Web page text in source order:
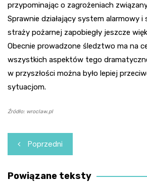
przypominając o zagrożeniach
Sprawnie działający system alarmowy i
straży pożarnej zapobiegły jeszcze
Obecnie prowadzone śledztwo ma na
wszystkich aspektów tego
w przyszłości można było lepiej
sytuacjom.
Źródło: wroclaw.pl
Nawigacja
wpisu
Poprzedni
Powiązane teksty